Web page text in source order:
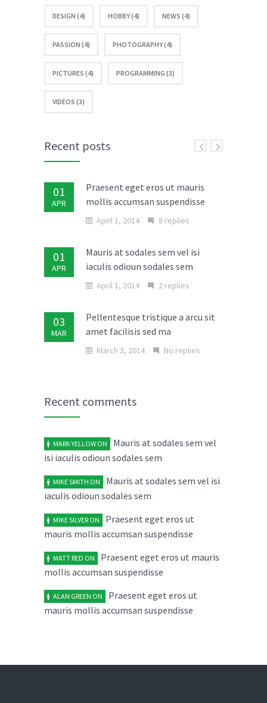
DESIGN (4) HOBBY (4) NEWS (4)
PASSION (4) PHOTOGRAPHY (4)
PICTURES (4) PROGRAMMING (3)
VIDEOS (3)
Recent posts
01
APR
Praesent eget eros ut mauris
mollis accumsan suspendisse
April 1, 2014 8 replies
01
APR
Mauris at sodales sem vel isi
iaculis odioun sodales sem
April 1, 2014 2 replies
03
MAR
Pellentesque tristique a arcu sit
amet facilisis sed ma
March 3, 2014 No replies
MAR
04
FEB
Cras elit ligula scelerisque
accumsan tristique quis
February 4, 2014 No replies
03
FEB
Maecenas risus metus malesuada
ut libero in
JAN
Aenean vel dolor volutpat
sollicitudin neque rhon
January 5, 2014 No replies
Recent comments
MARK YELLOW ON
Mauris at sodales sem vel
isi iaculis odioun sodales sem
MIKE SMITH ON
Mauris at sodales sem vel isi
iaculis odioun sodales sem
MIKE SILVER ON
Praesent eget eros ut
mauris mollis accumsan suspendisse
MATT RED ON
Praesent eget eros ut mauris
mollis accumsan suspendisse
ALAN GREEN ON
Praesent eget eros ut
mauris mollis accumsan suspendisse